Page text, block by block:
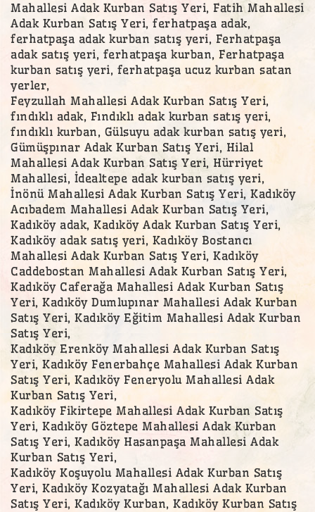
Mahallesi Adak Kurban Satış Yeri, Fatih Mahallesi
Adak Kurban Satış Yeri, ferhatpaşa adak,
ferhatpaşa adak kurban satış yeri, Ferhatpaşa
adak satış yeri, ferhatpaşa kurban, Ferhatpaşa
kurban satış yeri, ferhatpaşa ucuz kurban satan
yerler,
Feyzullah Mahallesi Adak Kurban Satış Yeri,
fındıklı adak, Fındıklı adak kurban satış yeri,
fındıklı kurban, Gülsuyu adak kurban satış yeri,
Gümüşpınar Adak Kurban Satış Yeri, Hilal
Mahallesi Adak Kurban Satış Yeri, Hürriyet
Mahallesi, İdealtepe adak kurban satış yeri,
İnönü Mahallesi Adak Kurban Satış Yeri, Kadıköy
Acıbadem Mahallesi Adak Kurban Satış Yeri,
Kadıköy adak, Kadıköy Adak Kurban Satış Yeri,
Kadıköy adak satış yeri, Kadıköy Bostancı
Mahallesi Adak Kurban Satış Yeri, Kadıköy
Caddebostan Mahallesi Adak Kurban Satış Yeri,
Kadıköy Caferağa Mahallesi Adak Kurban Satış
Yeri, Kadıköy Dumlupınar Mahallesi Adak Kurban
Satış Yeri, Kadıköy Eğitim Mahallesi Adak Kurban
Satış Yeri,
Kadıköy Erenköy Mahallesi Adak Kurban Satış
Yeri, Kadıköy Fenerbahçe Mahallesi Adak Kurban
Satış Yeri, Kadıköy Feneryolu Mahallesi Adak
Kurban Satış Yeri,
Kadıköy Fikirtepe Mahallesi Adak Kurban Satış
Yeri, Kadıköy Göztepe Mahallesi Adak Kurban
Satış Yeri, Kadıköy Hasanpaşa Mahallesi Adak
Kurban Satış Yeri,
Kadıköy Koşuyolu Mahallesi Adak Kurban Satış
Yeri, Kadıköy Kozyatağı Mahallesi Adak Kurban
Satış Yeri, Kadıköy Kurban, Kadıköy Kurban Satış